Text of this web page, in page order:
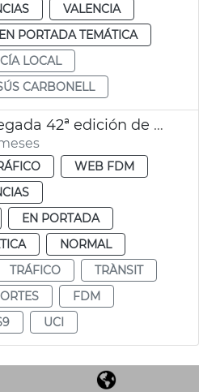
VALENCIA
EN PORTADA TEMÁTICA
LOCAL
CARBONELL
València acoge llegada 42ª edición de La Clàssica Comunitat Valenciana 1969
WEB FDM
EN PORTADA
NORMAL
TRÁFICO
TRÀNSIT
FDM
UCI